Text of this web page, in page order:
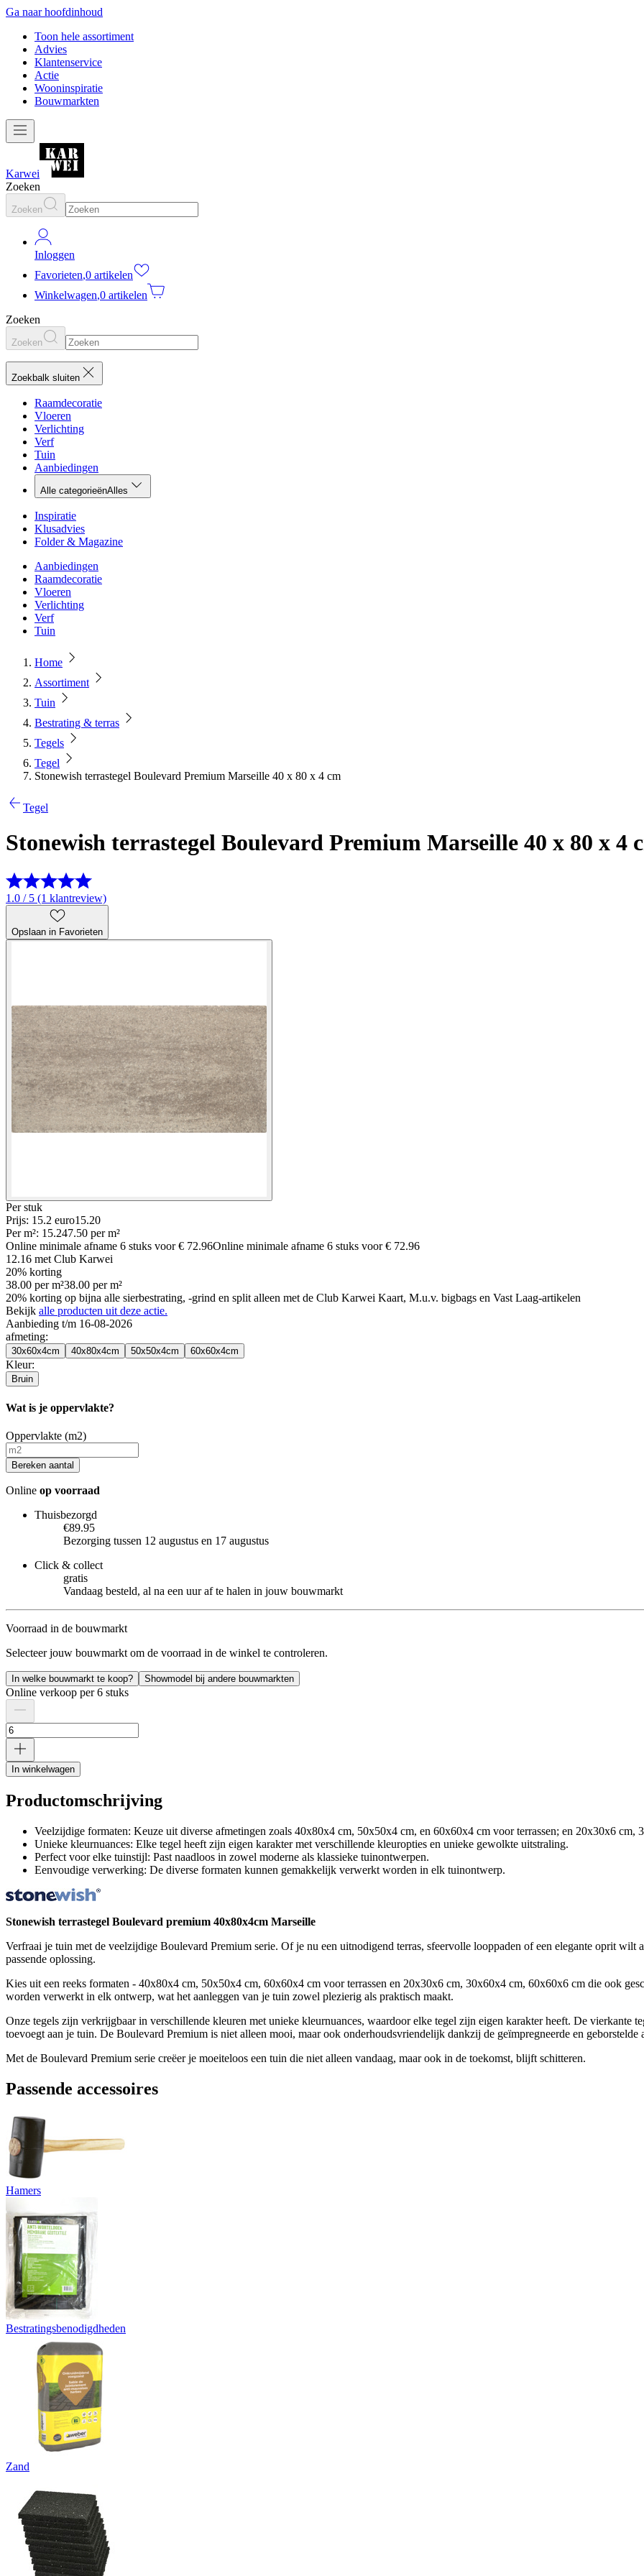
Ga naar hoofdinhoud
Toon hele assortiment
Advies
Klantenservice
Actie
Wooninspiratie
Bouwmarkten
Karwei
Zoeken
Zoeken
Inloggen
Favorieten,0 artikelen
Winkelwagen,0 artikelen
Zoeken
Zoeken
Zoekbalk sluiten
Raamdecoratie
Vloeren
Verlichting
Verf
Tuin
Aanbiedingen
Alle categorieënAlles
Inspiratie
Klusadvies
Folder & Magazine
Aanbiedingen
Raamdecoratie
Vloeren
Verlichting
Verf
Tuin
Home
Assortiment
Tuin
Bestrating & terras
Tegels
Tegel
Stonewish terrastegel Boulevard Premium Marseille 40 x 80 x 4 cm
Tegel
Stonewish terrastegel Boulevard Premium Marseille 40 x 80 x 4
1.0 / 5 (1 klantreview)
Opslaan in Favorieten
Per stuk
Prijs: 15.2 euro15.20
Per m²: 15.247.50 per m²
Online minimale afname 6 stuks voor€ 72.96Online minimale afname 6 stuks voor€ 72.96
12.16 met Club Karwei
20% korting
38.00 per m²38.00 per m²
20% korting op bijna alle sierbestrating, -grind en split alleen met de Club Karwei Kaart, M.u.v. bigbags en Vast Laag-artikelen
Bekijk alle producten uit deze actie.
Aanbieding t/m 16-08-2026
afmeting:
30x60x4cm 40x80x4cm 50x50x4cm 60x60x4cm
Kleur:
Bruin
Wat is je oppervlakte?
Oppervlakte (m2)
Bereken aantal
Online op voorraad
Thuisbezorgd
€89.95
Bezorging tussen 12 augustus en 17 augustus
Click & collect
gratis
Vandaag besteld, al na een uur af te halen in jouw bouwmarkt
Voorraad in de bouwmarkt
Selecteer jouw bouwmarkt om de voorraad in de winkel te controleren.
In welke bouwmarkt te koop? Showmodel bij andere bouwmarkten
Online verkoop per 6 stuks
In winkelwagen
Productomschrijving
Veelzijdige formaten: Keuze uit diverse afmetingen zoals 40x80x4 cm, 50x50x4 cm, en 60x60x4 cm voor terrassen; en 20x30x6
Unieke kleurnuances: Elke tegel heeft zijn eigen karakter met verschillende kleuropties en unieke gewolkte uitstraling.
Perfect voor elke tuinstijl: Past naadloos in zowel moderne als klassieke tuinontwerpen.
Eenvoudige verwerking: De diverse formaten kunnen gemakkelijk verwerkt worden in elk tuinontwerp.
Stonewish terrastegel Boulevard premium 40x80x4cm Marseille
Verfraai je tuin met de veelzijdige Boulevard Premium serie. Of je nu een uitnodigend terras, sfeervolle looppaden of een elegante oprit
passende oplossing.
Kies uit een reeks formaten - 40x80x4 cm, 50x50x4 cm, 60x60x4 cm voor terrassen en 20x30x6 cm, 30x60x4 cm, 60x60x6 cm die ook
worden verwerkt in elk ontwerp, wat het aanleggen van je tuin zowel plezierig als praktisch maakt.
Onze tegels zijn verkrijgbaar in verschillende kleuren met unieke kleurnuances, waardoor elke tegel zijn eigen karakter heeft. De vierkante
toevoegt aan je tuin. De Boulevard Premium is niet alleen mooi, maar ook onderhoudsvriendelijk dankzij de geïmpregneerde en
Met de Boulevard Premium serie creëer je moeiteloos een tuin die niet alleen vandaag, maar ook in de toekomst, blijft schitteren.
Passende accessoires
Hamers
Bestratingsbenodigdheden
Zand